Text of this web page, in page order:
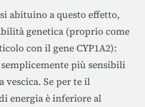
abituino a questo effetto,
genetica (proprio come
con il gene CYP1A2):
più sensibili
vescica. Se per te il
energia è inferiore al